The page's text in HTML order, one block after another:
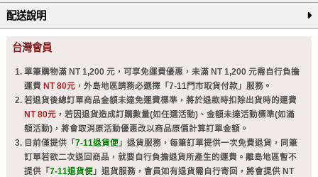
配送說明
台灣會員
單筆購物滿 NT 1,200 元，可享免運費優惠，未滿 NT 1,200 元需自行負擔
運費 NT 80元，外島地區請務必選擇「7-11門市取貨付款」服務。
若退貨後總訂單商品金額未達免運費標準，將於退款時扣除出貨時的運費
NT 80元，若因退貨造成訂購數量(如任選活動)、金額未達活動標準(如滿
額活動)，將會取消原活動優惠改以商品原價計算訂單金額。
目前僅提供「 7-11退貨便」退貨服務，每筆訂單提供一次免費退貨，同筆
訂單若欲二次退回商品，就要自行負擔退貨所產生的運費。離島地區暫不
提供「 7-11退貨便」退貨服務，會員如有退貨需自行寄回，將會提供 NT